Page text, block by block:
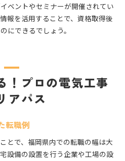
ベントやセミナーが開催されてい
報を活用することで、資格取得後
にできるでしょう。
！プロの電気工事
アパス
転職例
とで、福岡県内での転職の幅は大
設備の設置を行う企業や工場の設